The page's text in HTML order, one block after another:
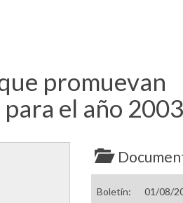
promuevan
el año
Boletín:
01/08/